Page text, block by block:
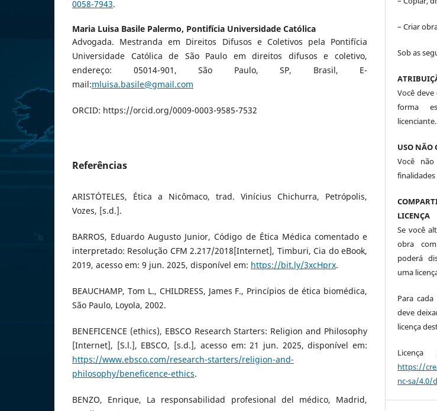
0058-7943.
Maria Luisa Basile Palermo, Pontifícia Universidade Católica
Advogada. Mestranda em Direitos Difusos e Coletivos pela Pontifícia
Universidade Católica de São Paulo em direitos difusos e coletivo,
endereço: 05014-901, São Paulo, SP, Brasil, E-
mail:mluisa.basile@gmail.com
ORCID: https://orcid.org/0009-0003-9585-7532
Referências
ARISTÓTELES, Ética a Nicômaco, trad. Vinícius Chichurra, Petrópolis,
Vozes, [s.d.].
BARROS, Eduardo Augusto Junior, Código de Ética Médica comentado e
interpretado: Resolução CFM 2.217/2018[Internet], Timburi, Cia do eBook,
2019, acesso em: 9 jun. 2025, disponível em: https://bit.ly/3xcHprx.
BEAUCHAMP, Tom L., CHILDRESS, James F., Princípios de ética biomédica,
São Paulo, Loyola, 2002.
BENEFICENCE (ethics), EBSCO Research Starters: Religion and Philosophy
[Internet], [S.l.], EBSCO, [s.d.], acesso em: 21 jun. 2025, disponível em:
https://www.ebsco.com/research-starters/religion-and-
philosophy/beneficence-ethics.
BENZO, Enrique, La responsabilidad profesional del médico, Madrid,
– Criar
Sob as
Você
forma
licenciante.
USO NÃO
Você
LICENÇA
Se você
obra
poderá
uma
Para
deve
licença
Licença
https://
nc-sa/4.0/